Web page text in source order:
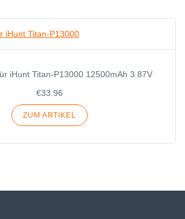
iHunt Titan-P13000 12500mAh 3.87V
€33.96
ZUM ARTIKEL